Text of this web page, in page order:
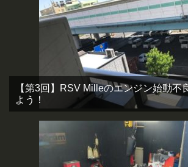
【第3回】RSV Milleのエンジン始動不
よう！